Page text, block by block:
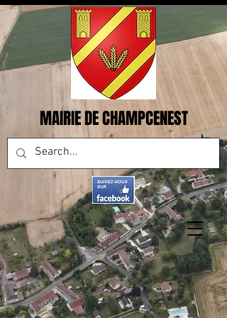
MAIRIE DE CHAMPCENEST